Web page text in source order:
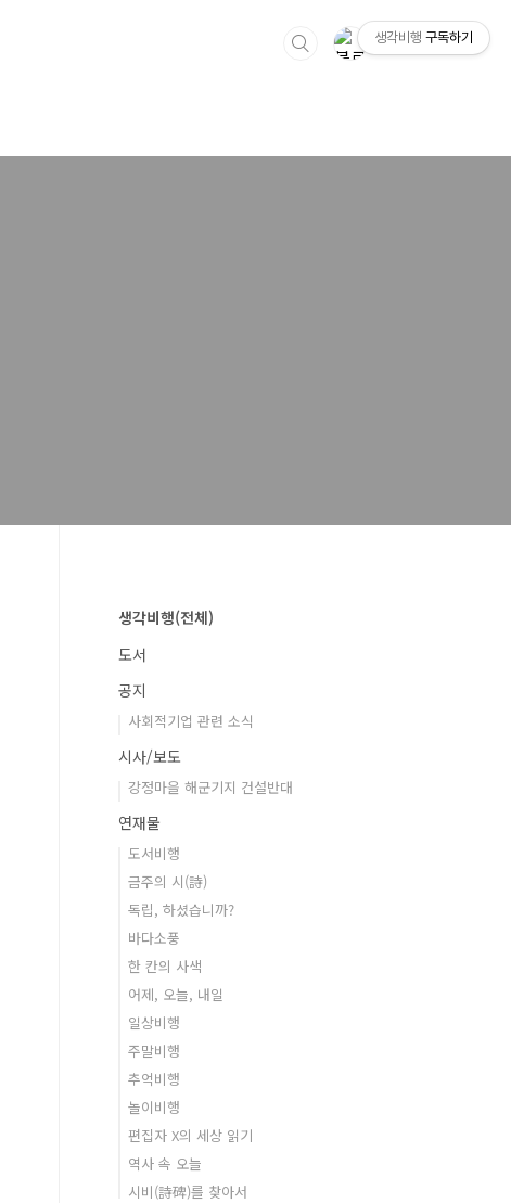
생각비행(전체)
도서
공지
사회적기업 관련 소식
시사/보도
강정마을 해군기지 건설반대
연재물
도서비행
금주의 시(詩)
독립, 하셨습니까?
바다소풍
한 칸의 사색
어제, 오늘, 내일
일상비행
주말비행
추억비행
놀이비행
편집자 X의 세상 읽기
역사 속 오늘
시비(詩碑)를 찾아서
생각비행 구독하기